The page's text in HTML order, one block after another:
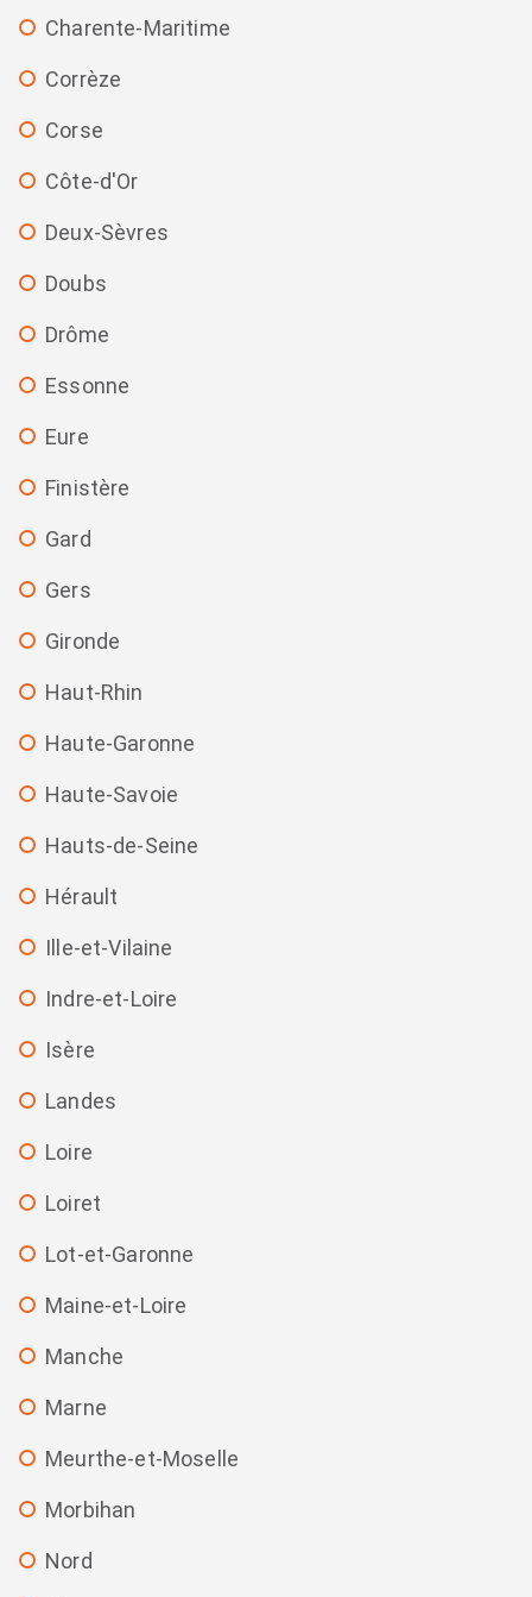
Charente-Maritime
Corrèze
Corse
Côte-d'Or
Deux-Sèvres
Doubs
Drôme
Essonne
Eure
Finistère
Gard
Gers
Gironde
Haut-Rhin
Haute-Garonne
Haute-Savoie
Hauts-de-Seine
Hérault
Ille-et-Vilaine
Indre-et-Loire
Isère
Landes
Loire
Loiret
Lot-et-Garonne
Maine-et-Loire
Manche
Marne
Meurthe-et-Moselle
Morbihan
Nord